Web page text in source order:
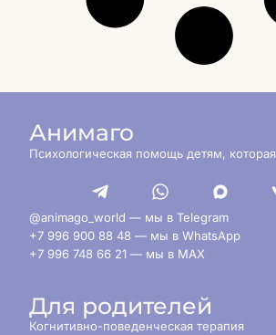
Анимаго
Психологическая помощь детям,
@animago_world — мы в Telegram
+7 996 900 88 48 — мы в WhatsApp
+7 996 748 66 21 — мы в MAX
Для родителей
Когнитивно-поведенческая терапия